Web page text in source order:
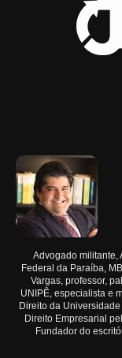
Advogado militante,
Federal da Paraíba,
Vargas, professor,
UNIPÊ, especialista e
Direito da
Direito Empresarial
Fundador do